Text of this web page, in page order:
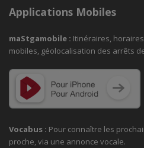
Applications Mobiles
maStgamobile : Itinéraires,
mobiles, géolocalisation des arrêts
Vocabus : Pour connaître les
proche, via une annonce vocale.